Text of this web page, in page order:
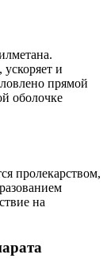
и
прямой
оболочке
пролекарством,
на